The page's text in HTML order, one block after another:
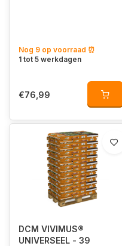
Nog 9 op voorraad ⏰
1 tot 5 werkdagen
€76,99
DCM VIVIMUS®
UNIVERSEEL - 39